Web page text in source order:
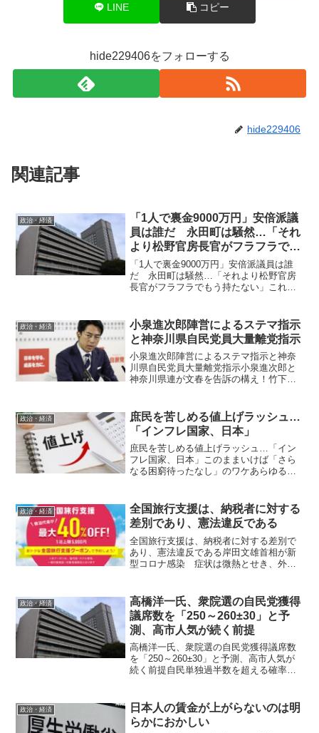
LINE コピー
hide229406をフォローする
hide229406
関連記事
政治・経済
「1人で裏金9000万円」安倍派議
員は誰だ 永田町は騒然…「それ
より松野官房長官がフラフラでも
う持たない」
「1人で裏金9000万円」安倍派議員は誰
だ 永田町は騒然…「それより松野官房
長官がフラフラでもう持たない」これま
た。政界を破壊する大事件に発展する可
能性。「1人で裏金9...
政治・経済
小泉進次郎陣営によるステマ指示
と神奈川県自民党員大量離党指示
小泉進次郎陣営によるステマ指示と神奈
川県自民党員大量離党指示小泉進次郎と
神奈川県連が文春を告訴の構え！竹下雅
コ動画に「ステマ」コメントをするよう
に指示していたことが...
政治・経済
庶民を苦しめる値上げラッシュ…
「インフレ国家、日本」
庶民を苦しめる値上げラッシュ…「イン
フレ国家、日本」このままいけば「さら
なる困窮待ったなし」のワケあらゆる場
ち価格が落ち着くのか」そう悩んでいる
人もいるでしょう。しかし...
政治・経済
全国旅行支援は、納税者に対する
差別であり、憲法違反である￼
全国旅行支援は、納税者に対する差別で
あり、憲法違反である岸田文雄首相が新
型コロナ感染 症状は微熱とせき、外遊
が新型コロナウイルスに感染したと発表
した...
政治・経済
高橋洋一氏、衆院選の自民党獲得
議席数を「250～260±30」と予
測、高市人気が続く前提
高橋洋一氏、衆院選の自民党獲得議席数
を「250～260±30」と予測、高市人気が
続く前提自民単独過半数を超える確率は
て！ニュースライブ 正義のミカタ」
（土曜午前9時...
政治・経済
日本人の賃金が上がらないのは明
らかにおかしい